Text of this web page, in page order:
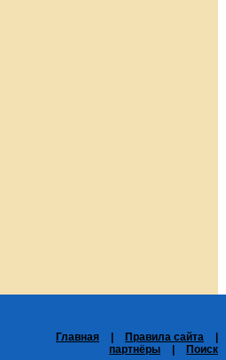
Главная Правила сайта
партнёры
Поиск